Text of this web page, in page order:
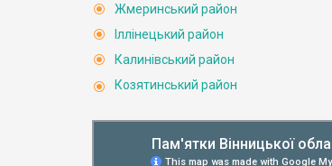
Жмеринський район
Іллінецький район
Калинівський район
Козятинський район